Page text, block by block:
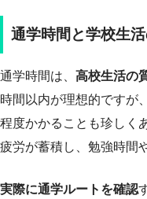
通学時間と学校生
通学時間は、 高校生活の
時間以内が理想的ですが
程度かかることも珍しく
疲労が蓄積し、勉強時間
実際に通学ルートを確認